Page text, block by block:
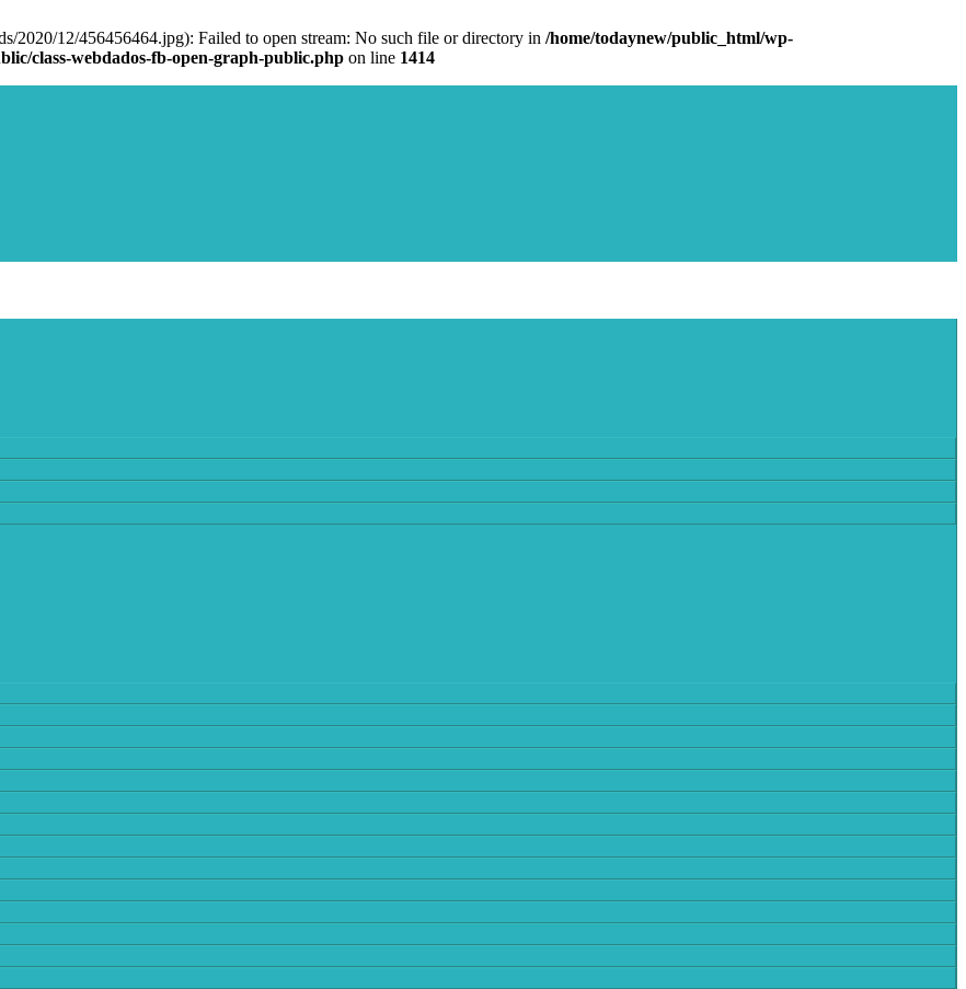
2020/12/456456464.jpg): Failed to open stream: No such file or directory in /home/todaynew/public_html/wp-
class-webdados-fb-open-graph-public.php on line 1414